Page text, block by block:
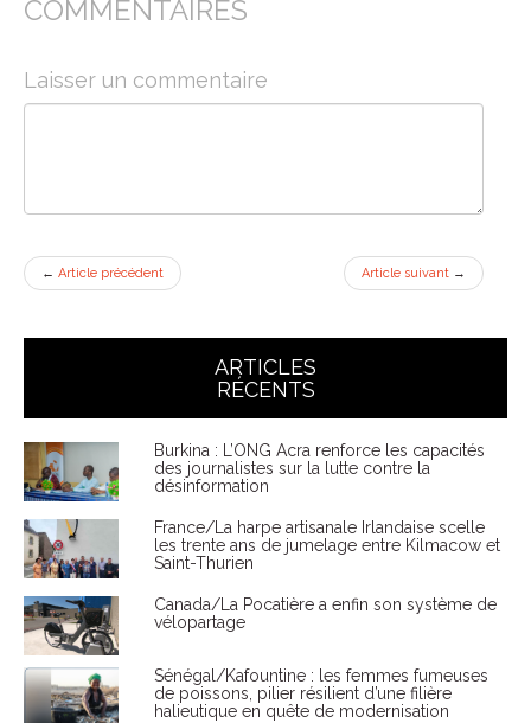
COMMENTAIRES
Laisser un commentaire
← Article précédent Article suivant →
ARTICLES
RÉCENTS
Burkina : L’ONG Acra renforce les capacités
des journalistes sur la lutte contre la
désinformation
France/La harpe artisanale Irlandaise scelle
les trente ans de jumelage entre Kilmacow et
Saint-Thurien
Canada/La Pocatière a enfin son système de
vélopartage
Sénégal/Kafountine : les femmes fumeuses
de poissons, pilier résilient d’une filière
halieutique en quête de modernisation